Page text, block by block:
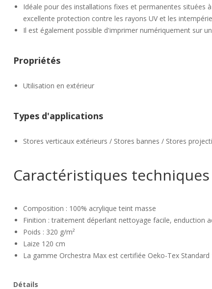
Idéale pour des installations fixes et permanentes situées
excellente protection contre les rayons UV et les
Il est également possible d'imprimer numériquement sur
Propriétés
Utilisation en extérieur
Types d'applications
Stores verticaux extérieurs / Stores bannes / Stores
Caractéristiques techniques
Composition : 100% acrylique teint masse
Finition : traitement déperlant nettoyage facile, enduction
Poids : 320 g/m²
Laize 120 cm
La gamme Orchestra Max est certifiée Oeko-Tex Standard
Détails